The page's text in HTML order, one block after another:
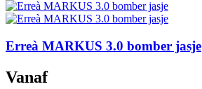
Erreà MARKUS 3.0 bomber jasje
Vanaf